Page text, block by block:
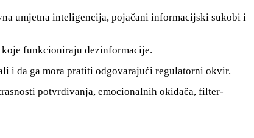
umjetna inteligencija, pojačani informacijski sukobi i
koje funkcioniraju dezinformacije.
i da ga mora pratiti odgovarajući regulatorni okvir.
potvrđivanja, emocionalnih okidača, filter-